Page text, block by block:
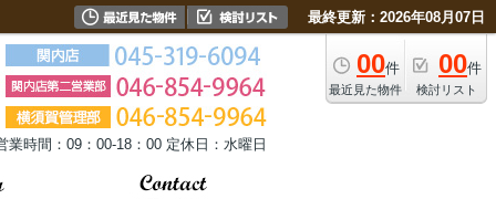
最終更新：2026年08月07日
00件
最近見た物件
00件
検討リスト
業時間：09：00-18：00 定休日：水曜日